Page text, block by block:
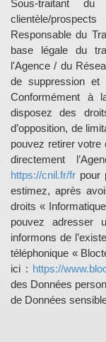
Sous-traitant
clientèle/
Responsable du
base légale du
l'Agence / du
de suppression et
Conformément à
disposez des
d’opposition, de
pouvez retirer votre
directement
https://cnil.fr/fr pour
estimez, après
droits «
pouvez adresser
informons de
téléphonique «
ici : https://
des Données
de Données